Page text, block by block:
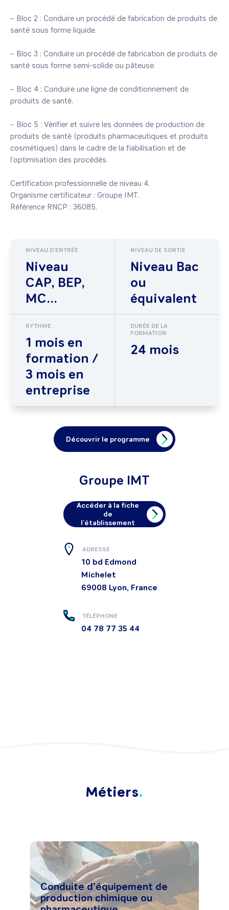
– Bloc 2 : Conduire un procédé de fabrication de produits de
santé sous forme liquide.
– Bloc 3 : Conduire un procédé de fabrication de produits de
santé sous forme semi-solide ou pâteuse.
– Bloc 4 : Conduire une ligne de conditionnement de
produits de santé.
– Bloc 5 : Vérifier et suivre les données de production de
produits de santé (produits pharmaceutiques et produits
cosmétiques) dans le cadre de la fiabilisation et de
l’optimisation des procédés.
Certification professionnelle de niveau 4.
Organisme certificateur : Groupe IMT.
Référence RNCP : 36085.
NIVEAU D'ENTRÉE
Niveau
CAP, BEP,
MC...
NIVEAU DE SORTIE
Niveau Bac
ou
équivalent
RYTHME
1 mois en
formation /
3 mois en
entreprise
DURÉE DE LA
FORMATION
24 mois
Découvrir le programme
Groupe IMT
Accéder à la fiche
de
l'établissement
ADRESSE
10 bd Edmond
Michelet
69008 Lyon, France
TÉLÉPHONE
04 78 77 35 44
Métiers
Conduite d'équipement de
production chimique ou